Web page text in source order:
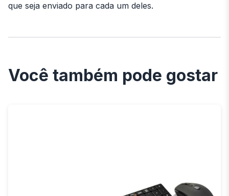
que seja enviado para cada um deles.
Você também pode gostar